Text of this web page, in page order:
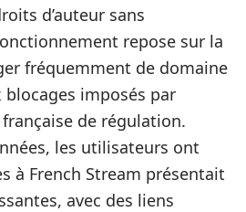
d’auteur sans
repose sur la
fréquemment de domaine
imposés par
française de régulation.
les utilisateurs ont
à French Stream présentait
avec des liens